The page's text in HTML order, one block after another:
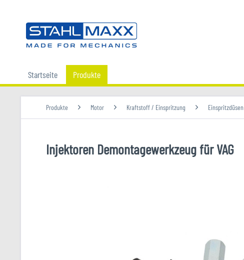
Startseite Produkte
Produkte Motor Kraftstoff / Einspritzung Einspritzdüsen
Injektoren Demontagewerkzeug für VAG